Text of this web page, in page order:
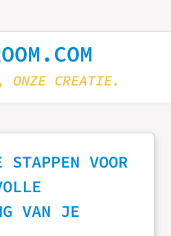
ONZE CREATIE.
STAPPEN VOOR
VAN JE